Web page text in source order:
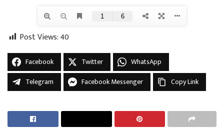
Post Views:40
Facebook Twitter
WhatsApp
Telegram
Facebook Messenger Copy Link